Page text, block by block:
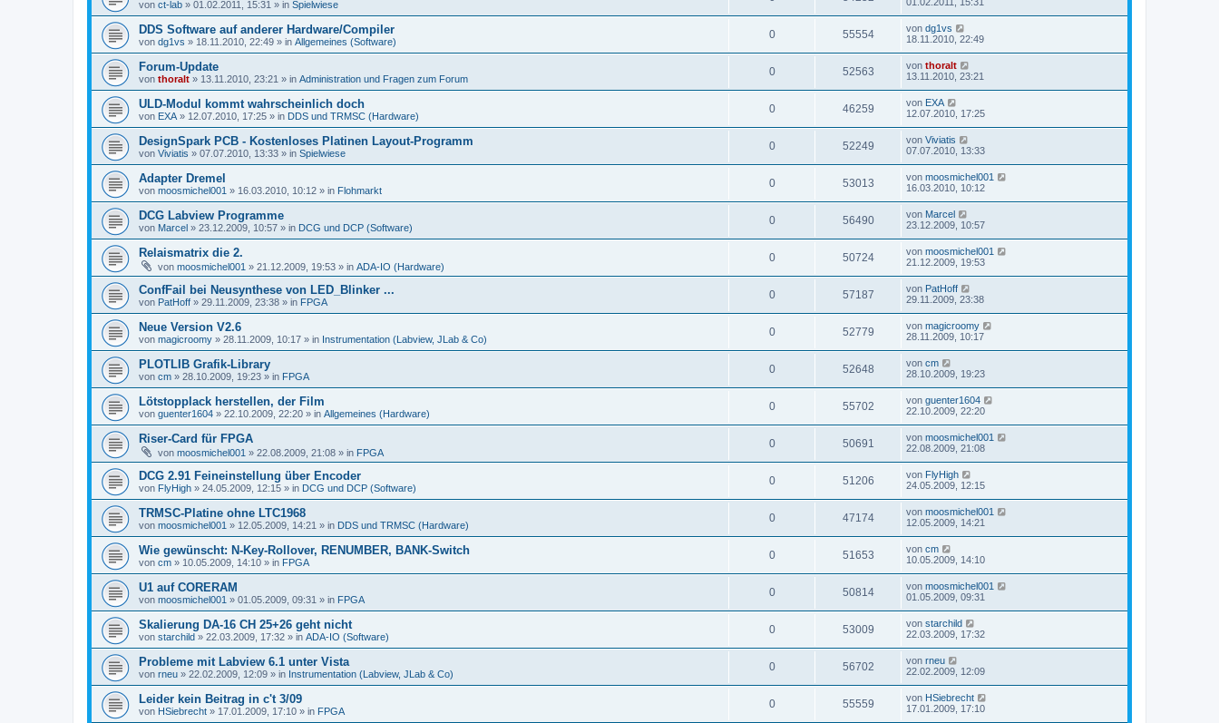
von ct-lab » 01.02.2011, 15:31 » in Spielwiese
DDS Software auf anderer Hardware/Compiler
von dg1vs » 18.11.2010, 22:49 » in Allgemeines (Software)
0 55554 von dg1vs
18.11.2010, 22:49
Forum-Update
von thoralt » 13.11.2010, 23:21 » in Administration und Fragen zum Forum
0 52563 von thoralt
13.11.2010, 23:21
ULD-Modul kommt wahrscheinlich doch
von EXA » 12.07.2010, 17:25 » in DDS und TRMSC (Hardware)
0 46259 von EXA
12.07.2010, 17:25
DesignSpark PCB - Kostenloses Platinen Layout-Programm
von Viviatis » 07.07.2010, 13:33 » in Spielwiese
0 52249 von Viviatis
07.07.2010, 13:33
Adapter Dremel
von moosmichel001 » 16.03.2010, 10:12 » in Flohmarkt
0 53013 von moosmichel001
16.03.2010, 10:12
DCG Labview Programme
von Marcel » 23.12.2009, 10:57 » in DCG und DCP (Software)
0 56490 von Marcel
23.12.2009, 10:57
Relaismatrix die 2.
von moosmichel001 » 21.12.2009, 19:53 » in ADA-IO (Hardware)
0 50724 von moosmichel001
21.12.2009, 19:53
ConfFail bei Neusynthese von LED_Blinker ...
von PatHoff » 29.11.2009, 23:38 » in FPGA
0 57187 von PatHoff
29.11.2009, 23:38
Neue Version V2.6
von magicroomy » 28.11.2009, 10:17 » in Instrumentation (Labview, JLab & Co)
0 52779 von magicroomy
28.11.2009, 10:17
PLOTLIB Grafik-Library
von cm » 28.10.2009, 19:23 » in FPGA
0 52648 von cm
28.10.2009, 19:23
Lötstopplack herstellen, der Film
von guenter1604 » 22.10.2009, 22:20 » in Allgemeines (Hardware)
0 55702 von guenter1604
22.10.2009, 22:20
Riser-Card für FPGA
von moosmichel001 » 22.08.2009, 21:08 » in FPGA
0 50691 von moosmichel001
22.08.2009, 21:08
DCG 2.91 Feineinstellung über Encoder
von FlyHigh » 24.05.2009, 12:15 » in DCG und DCP (Software)
0 51206 von FlyHigh
24.05.2009, 12:15
TRMSC-Platine ohne LTC1968
von moosmichel001 » 12.05.2009, 14:21 » in DDS und TRMSC (Hardware)
0 47174 von moosmichel001
12.05.2009, 14:21
Wie gewünscht: N-Key-Rollover, RENUMBER, BANK-Switch
von cm » 10.05.2009, 14:10 » in FPGA
0 51653 von cm
10.05.2009, 14:10
U1 auf CORERAM
von moosmichel001 » 01.05.2009, 09:31 » in FPGA
0 50814 von moosmichel001
01.05.2009, 09:31
Skalierung DA-16 CH 25+26 geht nicht
von starchild » 22.03.2009, 17:32 » in ADA-IO (Software)
0 53009 von starchild
22.03.2009, 17:32
Probleme mit Labview 6.1 unter Vista
von rneu » 22.02.2009, 12:09 » in Instrumentation (Labview, JLab & Co)
0 56702 von rneu
22.02.2009, 12:09
Leider kein Beitrag in c't 3/09
von HSiebrecht » 17.01.2009, 17:10 » in FPGA
0 55559 von HSiebrecht
17.01.2009, 17:10